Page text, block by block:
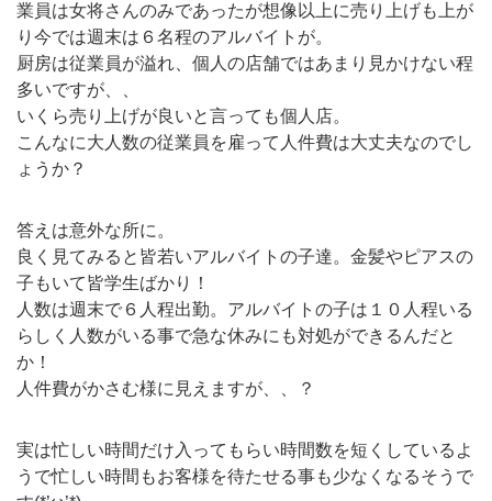
業員は女将さんのみであったが想像以上に売り上げも上が
り今では週末は６名程のアルバイトが。
厨房は従業員が溢れ、個人の店舗ではあまり見かけない程
多いですが、、
いくら売り上げが良いと言っても個人店。
こんなに大人数の従業員を雇って人件費は大丈夫なのでし
ょうか？
答えは意外な所に。
良く見てみると皆若いアルバイトの子達。金髪やピアスの
子もいて皆学生ばかり！
人数は週末で６人程出勤。アルバイトの子は１０人程いる
らしく人数がいる事で急な休みにも対処ができるんだと
か！
人件費がかさむ様に見えますが、、？
実は忙しい時間だけ入ってもらい時間数を短くしているよ
うで忙しい時間もお客様を待たせる事も少なくなるそうで